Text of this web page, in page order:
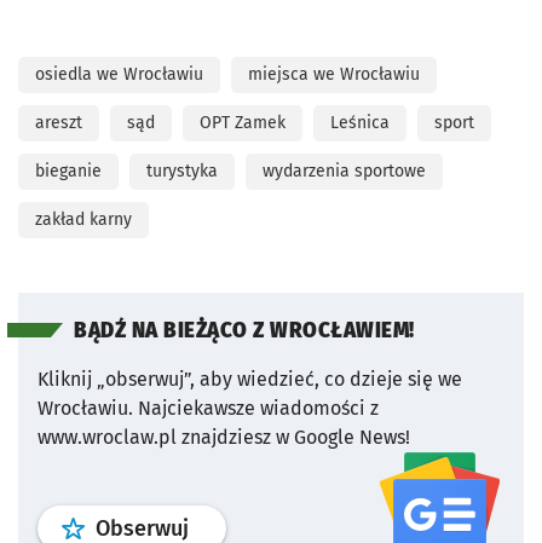
osiedla we Wrocławiu miejsca we Wrocławiu
areszt sąd OPT Zamek Leśnica sport
bieganie turystyka wydarzenia sportowe
zakład karny
BĄDŹ NA BIEŻĄCO Z WROCŁAWIEM!
Kliknij „obserwuj”, aby wiedzieć, co dzieje się we
Wrocławiu. Najciekawsze wiadomości z
www.wroclaw.pl znajdziesz w Google News!
Obserwuj profil serwisu